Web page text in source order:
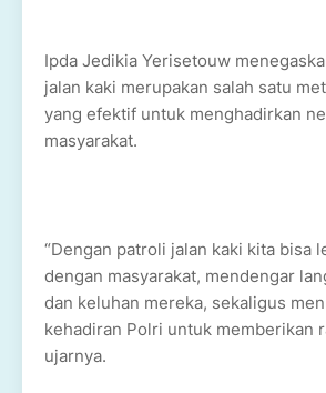
Ipda Jedikia Yerisetouw
jalan kaki merupakan salah satu
yang efektif untuk menghadirkan
masyarakat.
“Dengan patroli jalan kaki kita bisa
dengan masyarakat, mendengar
dan keluhan mereka, sekaligus
kehadiran Polri untuk memberikan
ujarnya.